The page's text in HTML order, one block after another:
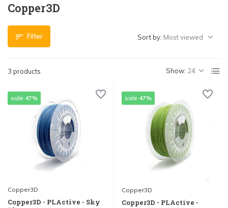
Copper3D
Filter
3 products Show:
Sort by:
sale 47%
Copper3D
Copper3D - PLActive - Sky
sale 47%
Copper3D
Copper3D - PLActive -